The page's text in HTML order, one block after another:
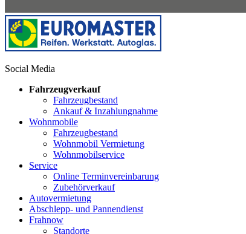
Social Media
Fahrzeugverkauf
Fahrzeugbestand
Ankauf & Inzahlungnahme
Wohnmobile
Fahrzeugbestand
Wohnmobil Vermietung
Wohnmobilservice
Service
Online Terminvereinbarung
Zubehörverkauf
Autovermietung
Abschlepp- und Pannendienst
Frahnow
Standorte